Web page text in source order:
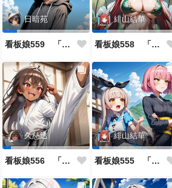
日暗苑
看板娘559 「日暗苑のよもやま話」
緋山結華
看板娘558 「緋山結華」キャラクター紹介
久慈透
看板娘556 「久慈透のよもやま話」
緋山結華
看板娘555 「帰還、そして目覚め。」